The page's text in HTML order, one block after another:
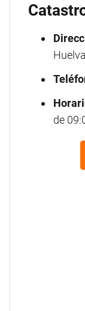
de